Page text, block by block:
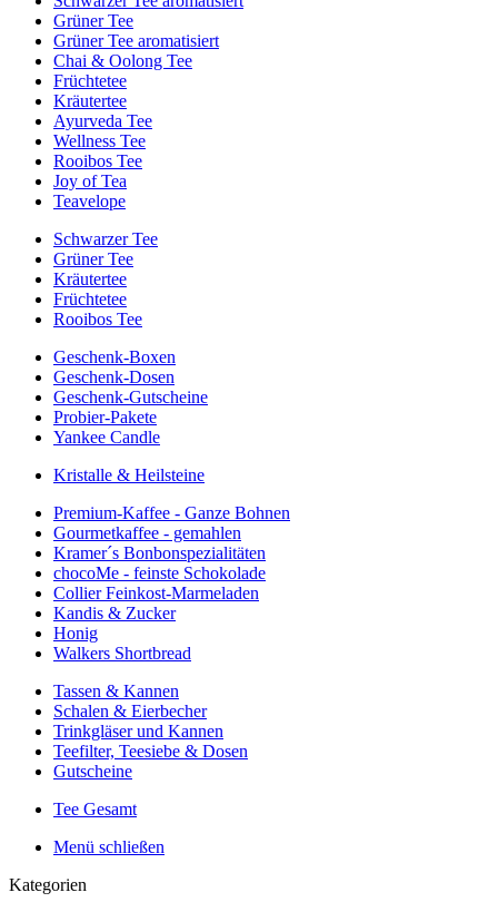
Grüner Tee
Grüner Tee aromatisiert
Chai & Oolong Tee
Früchtetee
Kräutertee
Ayurveda Tee
Wellness Tee
Rooibos Tee
Joy of Tea
Teavelope
Schwarzer Tee
Grüner Tee
Kräutertee
Früchtetee
Rooibos Tee
Geschenk-Boxen
Geschenk-Dosen
Geschenk-Gutscheine
Probier-Pakete
Yankee Candle
Kristalle & Heilsteine
Premium-Kaffee - Ganze Bohnen
Gourmetkaffee - gemahlen
Kramer´s Bonbonspezialitäten
chocoMe - feinste Schokolade
Collier Feinkost-Marmeladen
Kandis & Zucker
Honig
Walkers Shortbread
Tassen & Kannen
Schalen & Eierbecher
Trinkgläser und Kannen
Teefilter, Teesiebe & Dosen
Gutscheine
Tee Gesamt
Menü schließen
Kategorien